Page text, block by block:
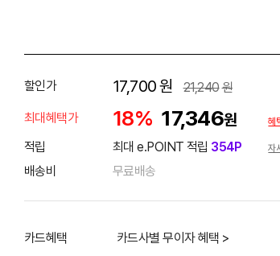
할인가 17,700원 21,240원
최대혜택가
18% 17,346원 혜
적립 최대 e.POINT 적립 354P 자
배송비 무료배송
카드혜택 카드사별 무이자 혜택 >